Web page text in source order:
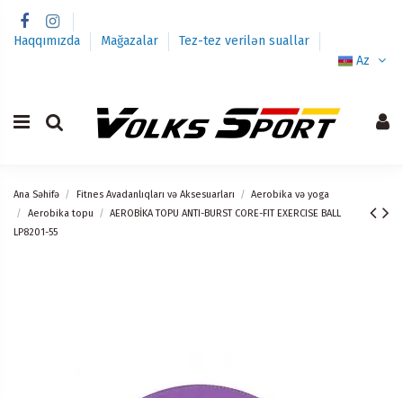
Haqqımızda Mağazalar
Tez-tez verilən suallar
Az
Ana Səhifə Fitnes Avadanlıqları və Aksesuarları
Aerobika və yoga
Aerobika topu
AEROBİKA TOPU ANTI-BURST CORE-FIT EXERCISE BALL
LP8201-55